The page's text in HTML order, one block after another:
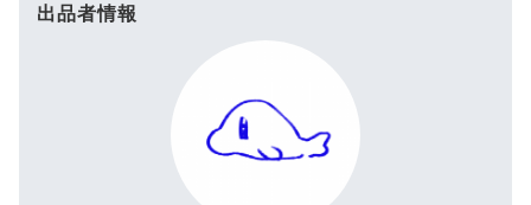
出品者情報